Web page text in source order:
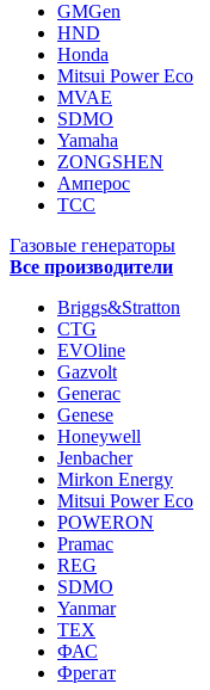
GMGen
HND
Honda
Mitsui Power Eco
MVAE
SDMO
Yamaha
ZONGSHEN
Амперос
ТСС
Газовые генераторы
Все производители
Briggs&Stratton
CTG
EVOline
Gazvolt
Generac
Genese
Honeywell
Jenbacher
Mirkon Energy
Mitsui Power Eco
POWERON
Pramac
REG
SDMO
Yanmar
ТЕХ
ФАС
Фрегат